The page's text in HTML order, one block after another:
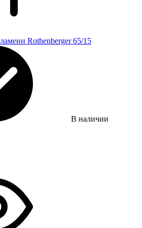
Rothenberger 65/15
В наличии